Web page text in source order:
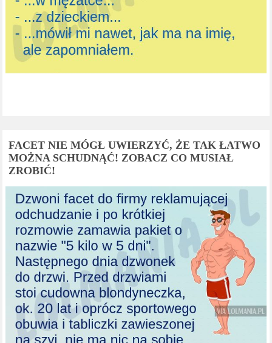
FACET NIE MÓGŁ UWIERZYĆ, ŻE TAK ŁATWO
MOŻNA SCHUDNĄĆ! ZOBACZ CO MUSIAŁ
ZROBIĆ!